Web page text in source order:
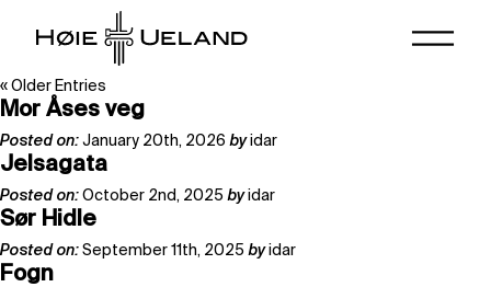
« Older Entries
Mor Åses veg
Posted on: January 20th, 2026 byidar
Jelsagata
Posted on: October 2nd, 2025 byidar
Sør Hidle
Posted on: September 11th, 2025 byidar
Fogn